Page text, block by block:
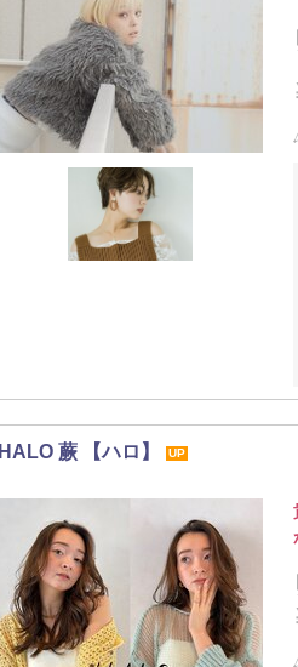
HALO 蕨 【ハロ】 UP